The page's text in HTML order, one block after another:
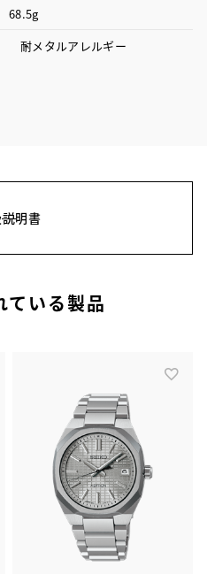
68.5g
耐メタルアレルギー
明書
ている製品